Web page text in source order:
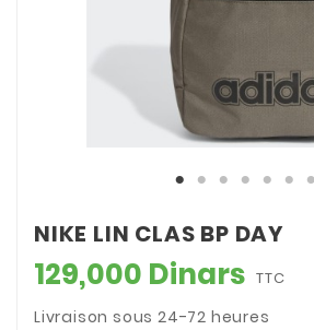
NIKE LIN CLAS BP DAY
129,000 Dinars TTC
Livraison sous 24-72 heures